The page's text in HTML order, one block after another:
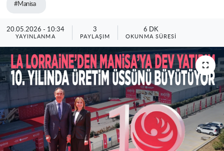
#Manisa
20.05.2026 - 10:34
YAYINLANMA
3
PAYLAŞIM
6 DK
OKUNMA SÜRESI
Resmi İlanlar
Haber Arşivi